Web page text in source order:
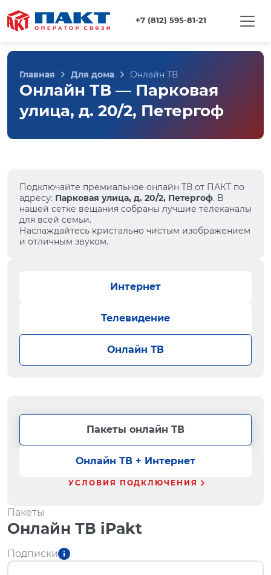
+7 (812) 595-81-21
Главная Для дома Онлайн ТВ
Онлайн ТВ — Парковая
улица, д. 20/2, Петергоф
Подключайте премиальное онлайн ТВ от ПАКТ по
адресу: Парковая улица, д. 20/2, Петергоф. В
нашей сетке вещания собраны лучшие телеканалы
для всей семьи.
Наслаждайтесь кристально чистым изображением
и отличным звуком.
Интернет
Телевидение
Онлайн ТВ
Пакеты онлайн ТВ
Онлайн ТВ + Интернет
УСЛОВИЯ ПОДКЛЮЧЕНИЯ
Пакеты
Онлайн ТВ iPakt
Подписки